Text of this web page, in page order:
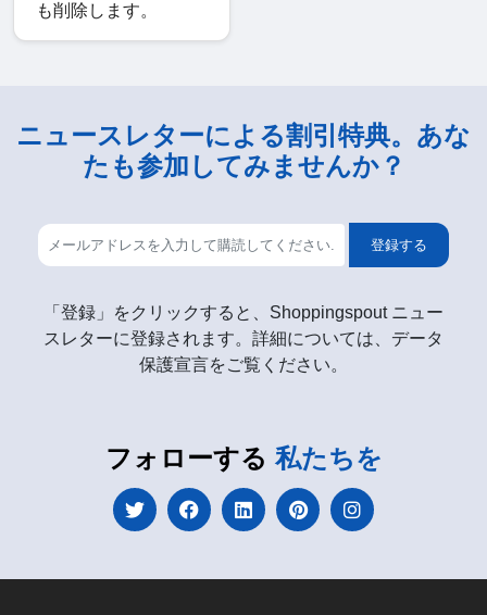
も削除します。
ニュースレターによる割引特典。あな
たも参加してみませんか？
登録する
「登録」をクリックすると、Shoppingspout ニュー
スレターに登録されます。詳細については、データ
保護宣言をご覧ください。
フォローする 私たちを